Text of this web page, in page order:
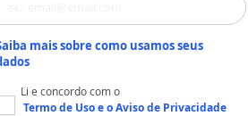
mais sobre como usamos seus
Li e concordo com o
Termo de Usoe oAviso de Privacidade